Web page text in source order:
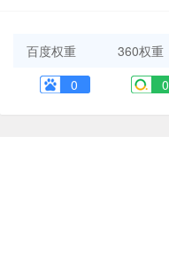
百度权重 360权重
0
0